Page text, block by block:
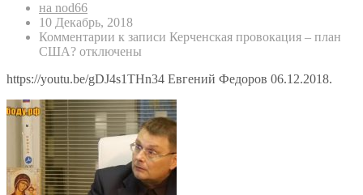
на nod66
10 Декабрь, 2018
Комментарии к записи Керченская провокация – план
США? отключены
https://youtu.be/gDJ4s1THn34 Евгений Федоров 06.12.2018.